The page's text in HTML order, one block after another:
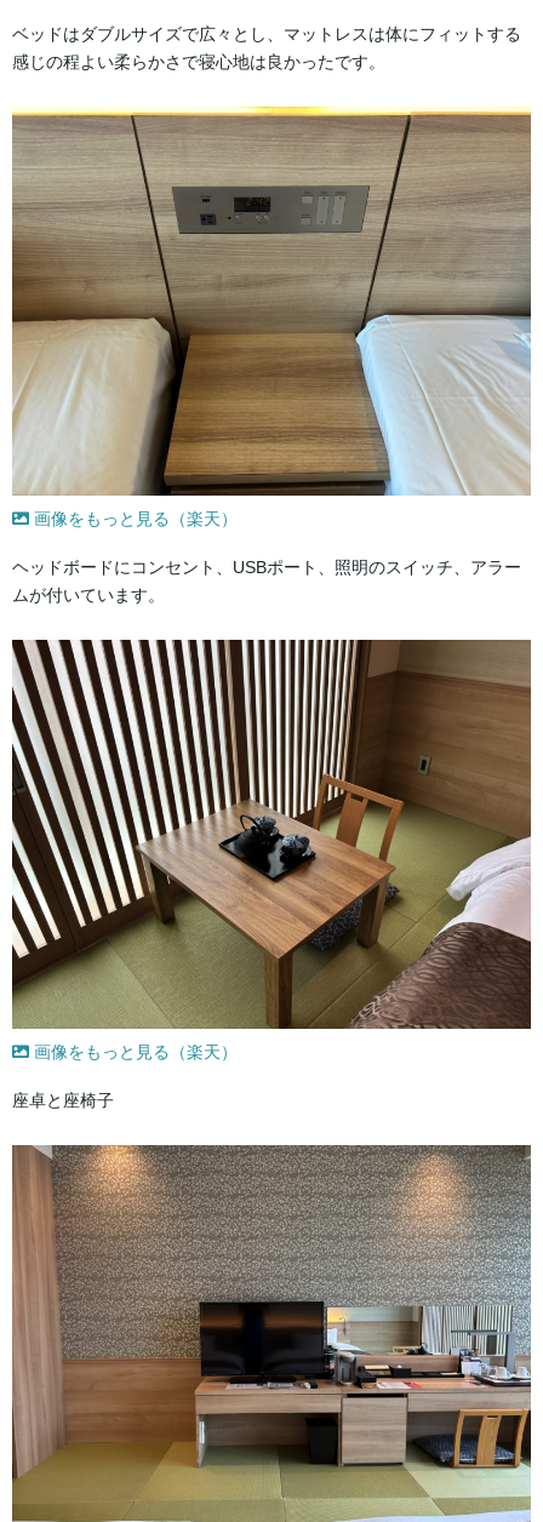
ベッドはダブルサイズで広々とし、マットレスは体にフィットする
感じの程よい柔らかさで寝心地は良かったです。
画像をもっと見る（楽天）
ヘッドボードにコンセント、USBポート、照明のスイッチ、アラー
ムが付いています。
画像をもっと見る（楽天）
座卓と座椅子